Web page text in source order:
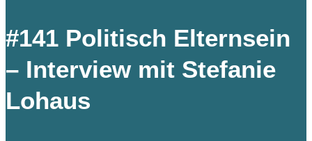
#141 Politisch Elternsein
– Interview mit Stefanie
Lohaus